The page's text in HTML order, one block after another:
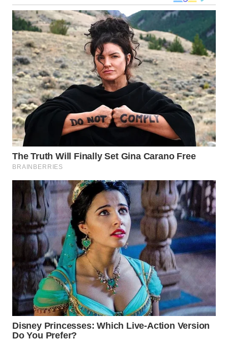
WN
SIMALUNGUN
WN
LABUHANBATU
WN
TAPANULI
TENGAH
WN DELI
SERDANG
TEBING
TINGGI
WN
PAKPAK
WN
KARAWANG
WN
BEKASI
WN